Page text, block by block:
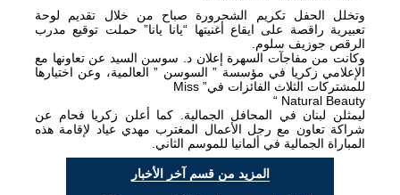
وتخلل الحفل تكريم الشحرورة صباح من خلال تقديم لوحة
تعبيرية راقصة على ايقاع أغنيتها “يانا يانا” حملت توقيع مدرب
الرقص جوزيف سلوم.
وكانت من مفاجآت السهرة إعلان د. سوسن السيد عن تعاونها مع
الإعلامي زكريا في مؤسسة ” السوسن ” العالمية، وعن اختيارها
للمشتركات الثلاث الفائزات في” Miss
Natural Beauty “
ليمثلن لبنان في المحافل الجمالية. كما أعلن زكريا فحام عن
شراكة تعاون مع رجل الأعمال المغترب مهدي عياد لإقامة هذه
المباراة الجمالية في ألمانيا للموسم الثاني.
المزيد من قسم آخر الأخبار